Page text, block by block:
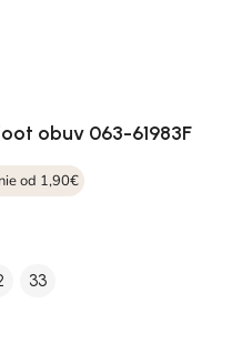
obuv 063-61983F
od 1,90€
33